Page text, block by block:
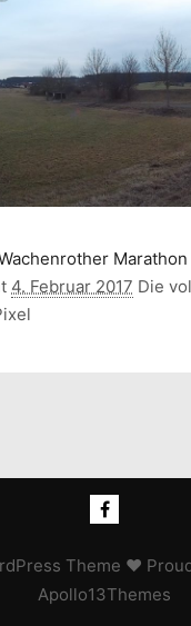
Marathon
4. Februar 2017 Die
Theme ♥
Apollo13Themes